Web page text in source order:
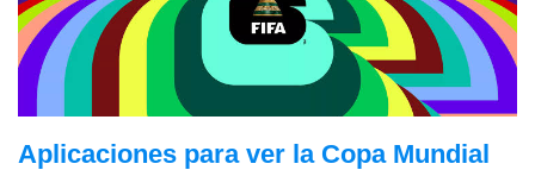
Aplicaciones para ver la Copa Mundial